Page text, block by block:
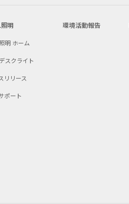
明
明 ホーム
スクライト
リリース
ポート
環境活動報告